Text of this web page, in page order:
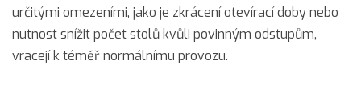
určitými omezeními, jako je zkrácení otevírací doby nebo
nutnost snížit počet stolů kvůli povinným odstupům,
vracejí k téměř normálnímu provozu.